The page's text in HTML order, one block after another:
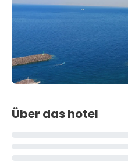
Über das hotel